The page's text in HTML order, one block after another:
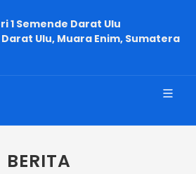
1 Semende Darat Ulu
Ulu, Muara Enim, Sumatera
BERITA